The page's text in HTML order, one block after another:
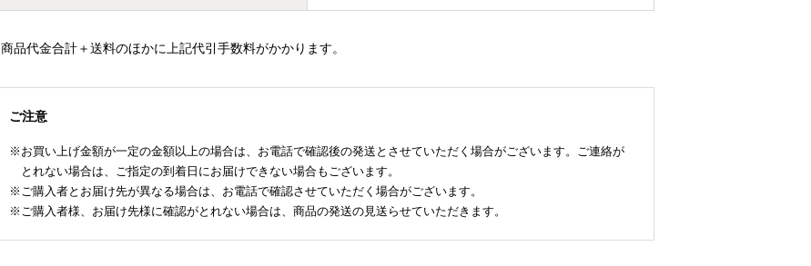
商品代金合計＋送料のほかに上記代引手数料がかかります。
ご注意
お買い上げ金額が一定の金額以上の場合は、お電話で確認後の発送とさせていただく場合がございます。ご連絡が
とれない場合は、ご指定の到着日にお届けできない場合もございます。
ご購入者とお届け先が異なる場合は、お電話で確認させていただく場合がございます。
ご購入者様、お届け先様に確認がとれない場合は、商品の発送の見送らせていただきます。